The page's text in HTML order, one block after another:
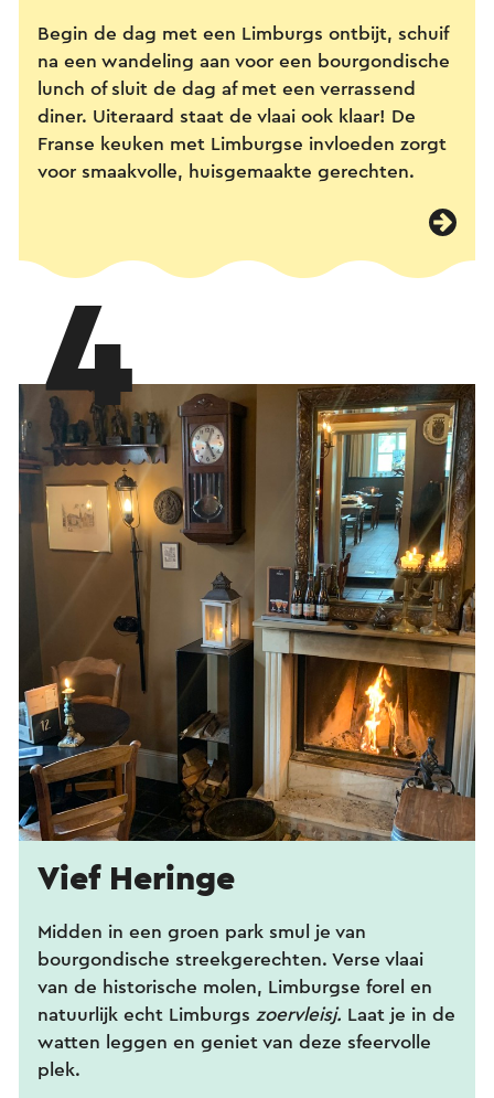
Begin de dag met een Limburgs ontbijt, schuif
na een wandeling aan voor een bourgondische
lunch of sluit de dag af met een verrassend
diner. Uiteraard staat de vlaai ook klaar! De
Franse keuken met Limburgse invloeden zorgt
voor smaakvolle, huisgemaakte gerechten.
4
Vief Heringe
Midden in een groen park smul je van
bourgondische streekgerechten. Verse vlaai
van de historische molen, Limburgse forel en
natuurlijk echt Limburgs zoervleisj. Laat je in de
watten leggen en geniet van deze sfeervolle
plek.